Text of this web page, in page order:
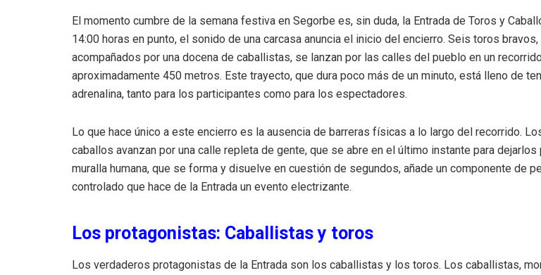
El momento cumbre de la semana festiva en Segorbe es, sin duda, la Entrada de Toros y
14:00 horas en punto, el sonido de una carcasa anuncia el inicio del encierro. Seis toros bravos,
acompañados por una docena de caballistas, se lanzan por las calles del pueblo en un
aproximadamente 450 metros. Este trayecto, que dura poco más de un minuto, está lleno de
adrenalina, tanto para los participantes como para los espectadores.
Lo que hace único a este encierro es la ausencia de barreras físicas a lo largo del recorrido.
caballos avanzan por una calle repleta de gente, que se abre en el último instante para dejarlos
muralla humana, que se forma y disuelve en cuestión de segundos, añade un componente de
controlado que hace de la Entrada un evento electrizante.
Los protagonistas: Caballistas y toros
Los verdaderos protagonistas de la Entrada son los caballistas y los toros. Los caballistas,